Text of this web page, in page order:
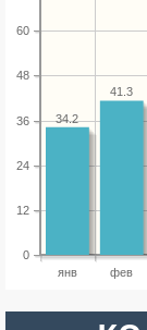
янв фев
0
12
24
36
48
60
41.3
34.2